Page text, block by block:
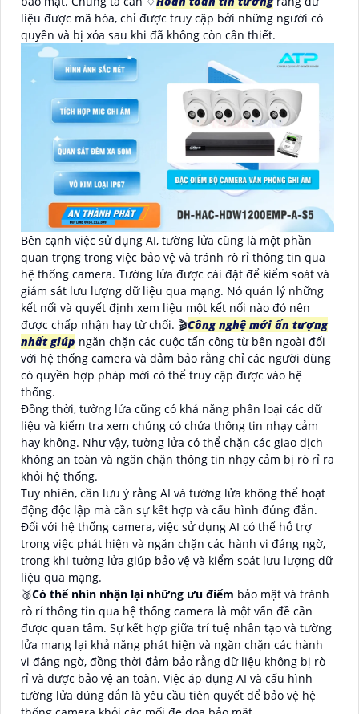
liệu được mã hóa, chỉ được truy cập bởi những người có
quyền và bị xóa sau khi đã không còn cần thiết.
Bên cạnh việc sử dụng AI, tường lửa cũng là một phần
quan trọng trong việc bảo vệ và tránh rò rỉ thông tin qua
hệ thống camera. Tường lửa được cài đặt để kiểm soát và
giám sát lưu lượng dữ liệu qua mạng. Nó quản lý những
kết nối và quyết định xem liệu một kết nối nào đó nên
được chấp nhận hay từ chối. 🎬Công nghệ mới ấn tượng
nhất giúp ngăn chặn các cuộc tấn công từ bên ngoài đối
với hệ thống camera và đảm bảo rằng chỉ các người dùng
có quyền hợp pháp mới có thể truy cập được vào hệ
thống.
Đồng thời, tường lửa cũng có khả năng phân loại các dữ
liệu và kiểm tra xem chúng có chứa thông tin nhạy cảm
hay không. Như vậy, tường lửa có thể chặn các giao dịch
không an toàn và ngăn chặn thông tin nhạy cảm bị rò rỉ ra
khỏi hệ thống.
Tuy nhiên, cần lưu ý rằng AI và tường lửa không thể hoạt
động độc lập mà cần sự kết hợp và cấu hình đúng đắn.
Đối với hệ thống camera, việc sử dụng AI có thể hỗ trợ
trong việc phát hiện và ngăn chặn các hành vi đáng ngờ,
trong khi tường lửa giúp bảo vệ và kiểm soát lưu lượng dữ
liệu qua mạng.
🥉Có thể nhìn nhận lại những ưu điểm bảo mật và tránh
rò rỉ thông tin qua hệ thống camera là một vấn đề cần
được quan tâm. Sự kết hợp giữa trí tuệ nhân tạo và tường
lửa mang lại khả năng phát hiện và ngăn chặn các hành
vi đáng ngờ, đồng thời đảm bảo rằng dữ liệu không bị rò
rỉ và được bảo vệ an toàn. Việc áp dụng AI và cấu hình
tường lửa đúng đắn là yêu cầu tiên quyết để bảo vệ hệ